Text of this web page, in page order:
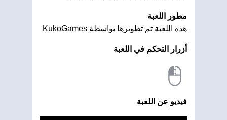
مطور اللعبة
هذه اللعبة تم تطويرها بواسطة KukoGames
أزرار التحكم في اللعبة
فيديو عن اللعبة